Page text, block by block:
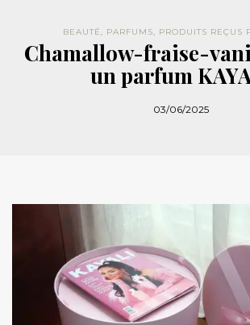
BEAUTÉ, PARFUMS, PRODUITS REÇUS
Chamallow-fraise-
un parfum
03/06/2025